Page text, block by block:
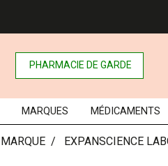
PHARMACIE DE GARDE
MARQUES MÉDICAMENTS
MARQUE EXPANSCIENCE